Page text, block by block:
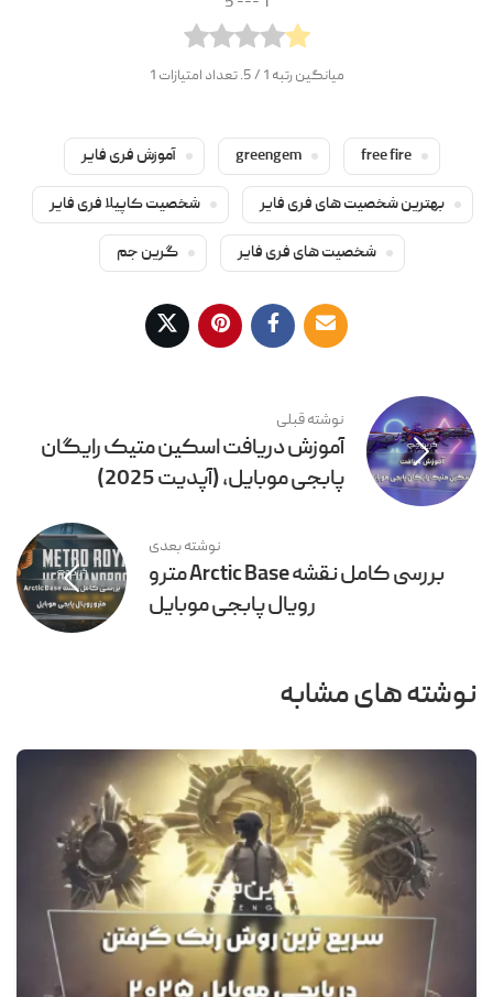
میانگین رتبه 1 / 5. تعداد امتیازات 1
free fire
greengem آموزش فری فایر
بهترین شخصیت های فری فایر شخصیت کاپیلا فری فایر
شخصیت های فری فایر گرین جم
نوشته قبلی
آموزش دریافت اسکین متیک رایگان
پابجی موبایل، (آپدیت 2025)
نوشته بعدی
بررسی کامل نقشه Arctic Base مترو
رویال پابجی موبایل
نوشته های مشابه